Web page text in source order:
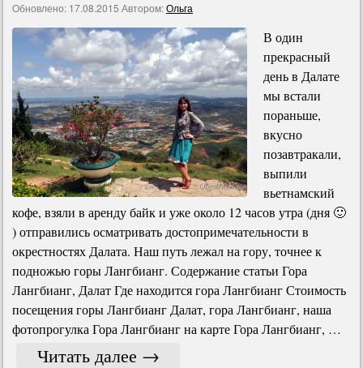
Обновлено: 17.08.2015 Автором:Ольга
В один
прекрасный
день в Далате
мы встали
пораньше,
вкусно
позавтракали,
выпили
вьетнамский
кофе, взяли в аренду байк и уже около 12 часов утра (дня 🙂
) отправились осматривать достопримечательности в
окрестностях Далата. Наш путь лежал на гору, точнее к
подножью горы Лангбианг. Содержание статьи Гора
Лангбианг, Далат Где находится гора Лангбианг Стоимость
посещения горы Лангбианг Далат, гора Лангбианг, наша
фотопрогулка Гора Лангбианг на карте Гора Лангбианг, …
Читать далее →